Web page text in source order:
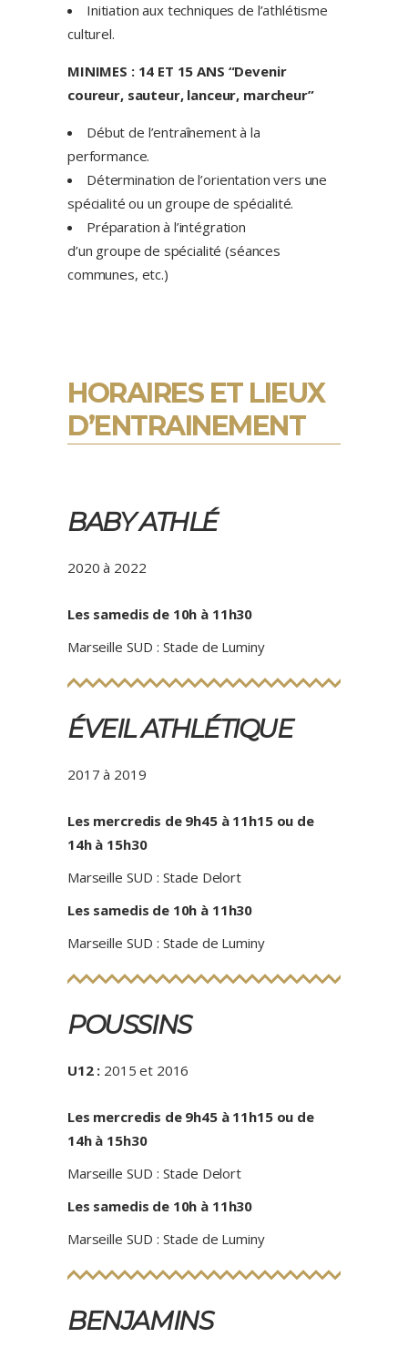
Initiation aux techniques de l’athlétisme
culturel.
MINIMES : 14 ET 15 ANS “Devenir
coureur, sauteur, lanceur, marcheur”
Début de l’entraînement à la
performance.
Détermination de l’orientation vers une
spécialité ou un groupe de spécialité.
Préparation à l’intégration
d’un groupe de spécialité (séances
communes, etc.)
HORAIRES ET LIEUX
D’ENTRAINEMENT
BABY ATHLÉ
2020 à 2022
Les samedis de 10h à 11h30
Marseille SUD : Stade de Luminy
ÉVEIL ATHLÉTIQUE
2017 à 2019
Les mercredis de 9h45 à 11h15 ou de
14h à 15h30
Marseille SUD : Stade Delort
Les samedis de 10h à 11h30
Marseille SUD : Stade de Luminy
POUSSINS
U12 : 2015 et 2016
Les mercredis de 9h45 à 11h15 ou de
14h à 15h30
Marseille SUD : Stade Delort
Les samedis de 10h à 11h30
Marseille SUD : Stade de Luminy
BENJAMINS